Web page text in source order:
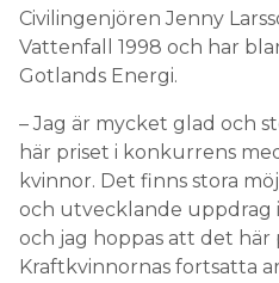
Civilingenjören Jenny
Vattenfall 1998 och har
Gotlands Energi.
– Jag är mycket glad och
här priset i konkurrens
kvinnor. Det finns stora
och utvecklande uppdrag
och jag hoppas att det här
Kraftkvinnornas fortsatta